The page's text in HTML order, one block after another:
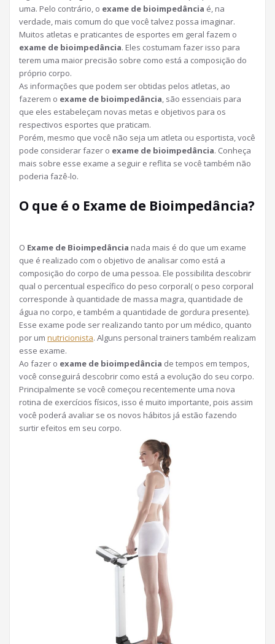
uma. Pelo contrário, o exame de bioimpedância é, na
verdade, mais comum do que você talvez possa imaginar.
Muitos atletas e praticantes de esportes em geral fazem o
exame de bioimpedância. Eles costumam fazer isso para
terem uma maior precisão sobre como está a composição do
próprio corpo.
As informações que podem ser obtidas pelos atletas, ao
fazerem o exame de bioimpedância , são essenciais para
que eles estabeleçam novas metas e objetivos para os
respectivos esportes que praticam.
Porém, mesmo que você não seja um atleta ou esportista, você
pode considerar fazer o exame de bioimpedância. Conheça
mais sobre esse exame a seguir e reflita se você também não
poderia fazê-lo.
O que é o Exame de Bioimpedância?
O Exame de Bioimpedância nada mais é do que um exame
que é realizado com o objetivo de analisar como está a
composição do corpo de uma pessoa. Ele possibilita descobrir
qual o percentual específico do peso corporal( o peso corporal
corresponde à quantidade de massa magra, quantidade de
água no corpo, e também a quantidade de gordura presente).
Esse exame pode ser realizando tanto por um médico, quanto
por um nutricionista. Alguns personal trainers também realizam
esse exame.
Ao fazer o exame de bioimpedância de tempos em tempos,
você conseguirá descobrir como está a evolução do seu corpo.
Principalmente se você começou recentemente uma nova
rotina de exercícios físicos, isso é muito importante, pois assim
você poderá avaliar se os novos hábitos já estão fazendo
surtir efeitos em seu corpo.